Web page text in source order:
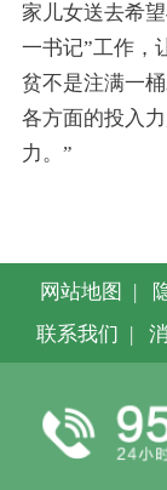
家儿女送去希
一书记”工作，
贫不是注满一
各方面的投入
力。”
网站地图 |
联系我们 |